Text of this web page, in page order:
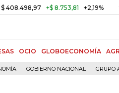
+$ 8.753,81 +2,19% TASA
OCIO GLOBOECONOMÍA
GOBIERNO NACIONAL GRUPO